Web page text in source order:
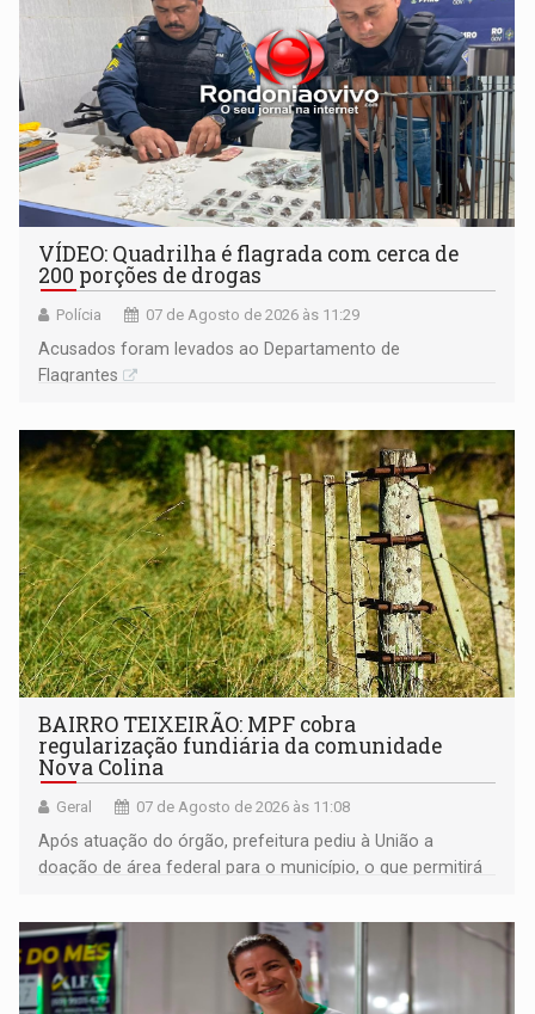
VÍDEO: Quadrilha é flagrada com cerca de
200 porções de drogas
Polícia 07 de Agosto de 2026 às 11:29
Acusados foram levados ao Departamento de
Flagrantes
BAIRRO TEIXEIRÃO: MPF cobra
regularização fundiária da comunidade
Nova Colina
Geral 07 de Agosto de 2026 às 11:08
Após atuação do órgão, prefeitura pediu à União a
doação de área federal para o município, o que permitirá